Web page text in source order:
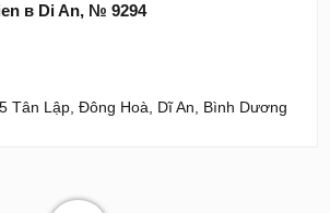
в Di An, № 9294
Tân Lập, Đông Hoà, Dĩ An, Bình Dương